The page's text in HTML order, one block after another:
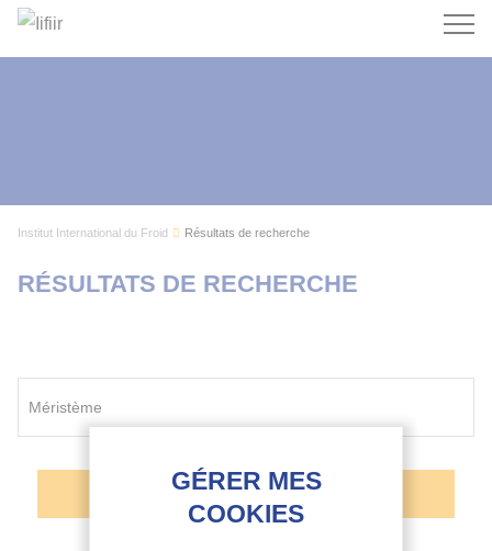
Institut International du Froid Résultats de recherche
RÉSULTATS DE RECHERCHE